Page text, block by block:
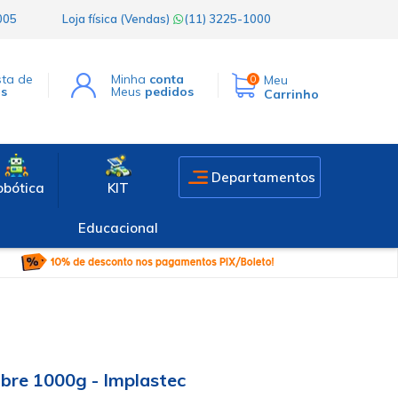
Loja física (Vendas) (11) 3225-1000
de Minha conta
Meus pedidos
0
Meu
Carrinho
KIT
Educacional
Departamentos
1000g - Implastec